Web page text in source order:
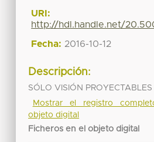
URI:
http://hdl.handle.net/
Fecha: 2016-10-12
Descripción:
SÓLO VISIÓN PROYECTABLES
Mostrar el registro
objeto digital
Ficheros en el objeto digital